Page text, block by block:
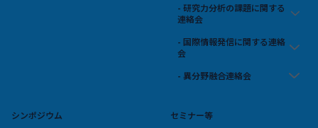
- 研究力分析の課題に関する
連絡会
- 国際情報発信に関する連絡
会
- 異分野融合連絡会
シンポジウム セミナー等